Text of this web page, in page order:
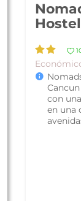
con
en una